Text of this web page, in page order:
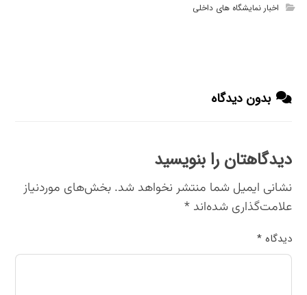
اخبار نمایشگاه های داخلی
بدون دیدگاه
دیدگاهتان را بنویسید
نشانی ایمیل شما منتشر نخواهد شد. بخش‌های موردنیاز
علامت‌گذاری شده‌اند*
دیدگاه*